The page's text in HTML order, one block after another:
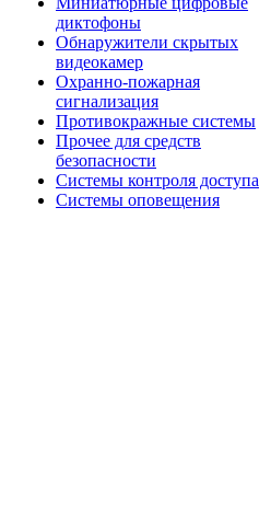
диктофоны
Обнаружители скрытых
видеокамер
Охранно-пожарная
сигнализация
Противокражные системы
Прочее для средств
безопасности
Системы контроля доступа
Системы оповещения